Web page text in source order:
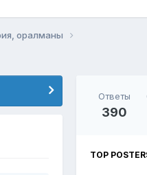
оралманы
Ответы
390
TOP